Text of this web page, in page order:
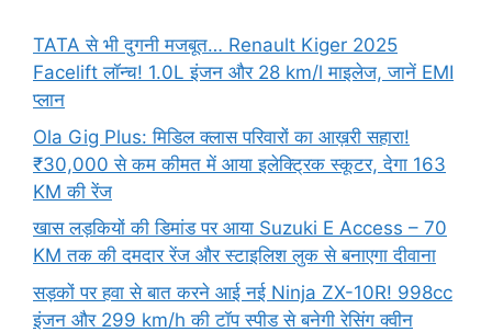
TATA से भी दुगनी मजबूत… Renault Kiger 2025
Facelift लॉन्च! 1.0L इंजन और 28 km/l माइलेज, जानें EMI
प्लान
Ola Gig Plus: मिडिल क्लास परिवारों का आख़री सहारा!
₹30,000 से कम कीमत में आया इलेक्ट्रिक स्कूटर, देगा 163
KM की रेंज
खास लड़कियों की डिमांड पर आया Suzuki E Access – 70
KM तक की दमदार रेंज और स्टाइलिश लुक से बनाएगा दीवाना
सड़कों पर हवा से बात करने आई नई Ninja ZX-10R! 998cc
इंजन और 299 km/h की टॉप स्पीड से बनेगी रेसिंग क्वीन